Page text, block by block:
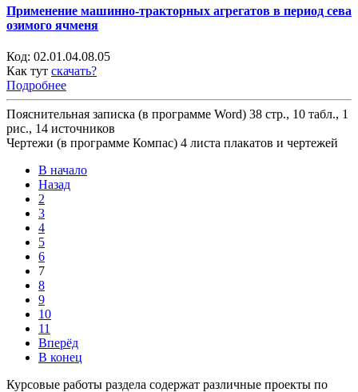
Применение машинно-тракторных агрегатов в период сева
озимого ячменя
Код: 02.01.04.08.05
Как тут скачать?
Подробнее
Пояснительная записка (в программе Word) 38 стр., 10 табл., 1
рис., 14 источников
Чертежи (в программе Компас) 4 листа плакатов и чертежей
В начало
Назад
2
3
4
5
6
7
8
9
10
11
Вперёд
В конец
Курсовые работы раздела содержат различные проекты по